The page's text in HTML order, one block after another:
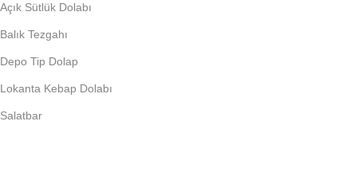
Açık Sütlük Dolabı
Balık Tezgahı
Depo Tip Dolap
Lokanta Kebap Dolabı
Salatbar